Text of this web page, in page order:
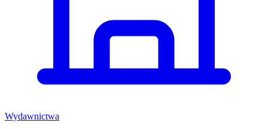
Wydawnictwa